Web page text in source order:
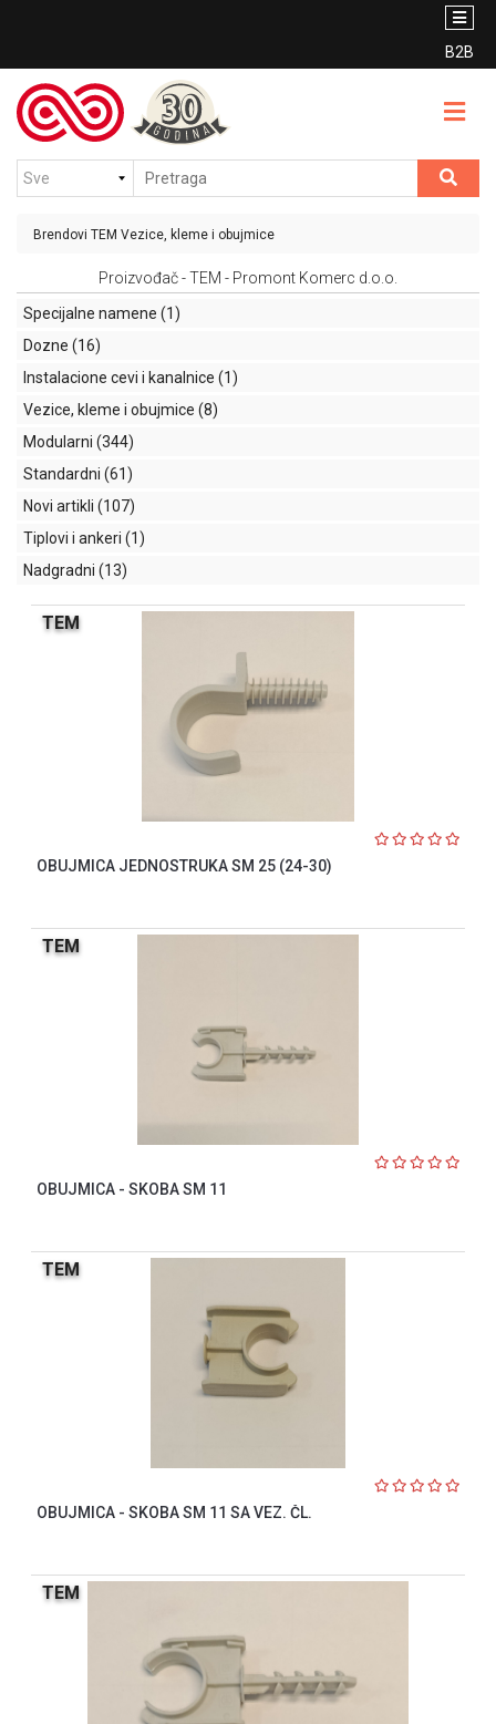
B2B
Unutrašnje
osvetljenje
Spoljašnje
osvetljenje
Sijalice
osvetljenje
Nosači
(PNK)
Prekidači,
indikatori
Sklopna
tehnika
Instalacioni
materijal
Alat
CENOVNIK
VESTI
KATALOG
PDF
USLOVI
KORIŠĆENJA
Brendovi TEM Vezice, kleme i obujmice
Proizvođač - TEM - Promont Komerc d.o.o.
Specijalne namene (1)
Dozne (16)
Instalacione cevi i kanalnice (1)
Vezice, kleme i obujmice (8)
Modularni (344)
Standardni (61)
Novi artikli (107)
Tiplovi i ankeri (1)
Nadgradni (13)
TEM
OBUJMICA JEDNOSTRUKA SM 25 (24-30)
TEM
OBUJMICA - SKOBA SM 11
TEM
OBUJMICA - SKOBA SM 11 SA VEZ. ČL.
TEM